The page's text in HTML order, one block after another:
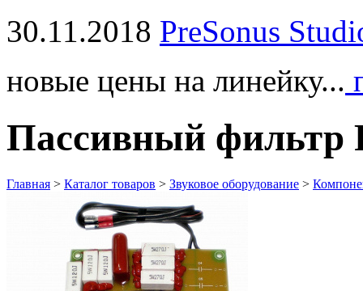
30.11.2018 PreSonus
новые цены на линейку...
Пассивный фильтр
Главная > Каталог товаров > Звуковое оборудование >